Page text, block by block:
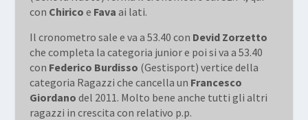
con Chirico e Fava ai lati.
Il cronometro sale e va a 53.40 con Devid Zorzetto
che completa la categoria junior e poi si va a 53.40
con Federico Burdisso (Gestisport) vertice della
categoria Ragazzi che cancella un Francesco
Giordano del 2011. Molto bene anche tutti gli altri
ragazzi in crescita con relativo p.p.